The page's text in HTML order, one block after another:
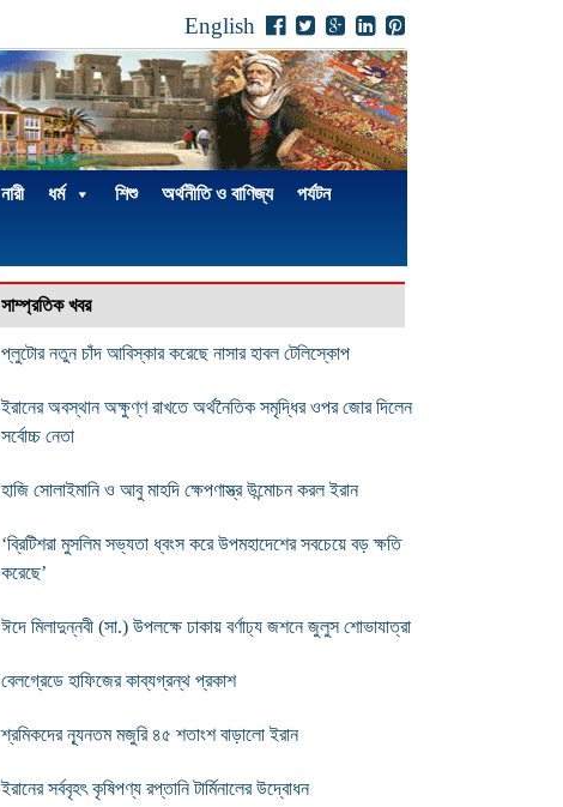
English
নারী ধর্ম শিশু অর্থনীতি ও বাণিজ্য পর্যটন
সাম্প্রতিক খবর
প্লুটোর নতুন চাঁদ আবিস্কার করেছে নাসার হাবল টেলিস্কোপ
ইরানের অবস্থান অক্ষুণ্ণ রাখতে অর্থনৈতিক সমৃদ্ধির ওপর জোর দিলেন
সর্বোচ্চ নেতা
হাজি সোলাইমানি ও আবু মাহদি ক্ষেপণাস্ত্র উন্মোচন করল ইরান
‘ব্রিটিশরা মুসলিম সভ্যতা ধ্বংস করে উপমহাদেশের সবচেয়ে বড় ক্ষতি
করেছে’
ঈদে মিলাদুন্নবী (সা.) উপলক্ষে ঢাকায় বর্ণাঢ্য জশনে জুলুস শোভাযাত্রা
বেলগ্রেডে হাফিজের কাব্যগ্রন্থ প্রকাশ
শ্রমিকদের ন্যূনতম মজুরি ৪৫ শতাংশ বাড়ালো ইরান
ইরানের সর্ববৃহৎ কৃষিপণ্য রপ্তানি টার্মিনালের উদ্বোধন